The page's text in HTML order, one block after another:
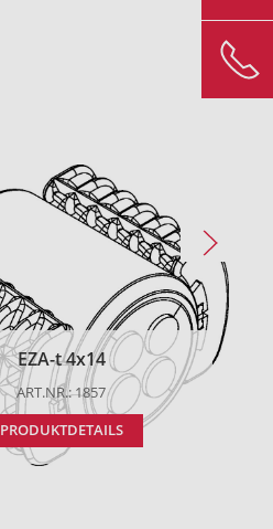
EZA-t 4x14
ART.NR.: 1857
PRODUKTDETAILS